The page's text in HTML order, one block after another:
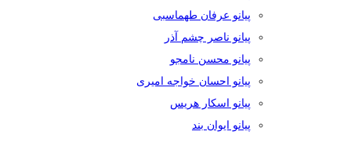
پیانو عرفان طهماسبی
پیانو ناصر چشم آذر
پیانو محسن نامجو
پیانو احسان خواجه امیری
پیانو اسکار هریس
پیانو ایوان بند